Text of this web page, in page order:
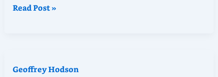
Chia
Tập
Read Post »
Geoffrey Hodson